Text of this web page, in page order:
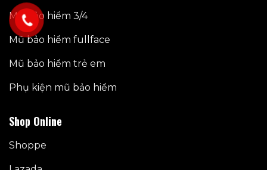
Mũ bảo hiểm 3/4
Mũ bảo hiểm fullface
Mũ bảo hiểm trẻ em
Phụ kiện mũ bảo hiểm
Shop Online
Shoppe